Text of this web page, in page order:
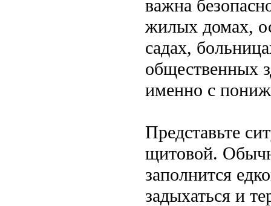
важна
жилых домах,
садах,
общественных
именно с
Представьте
щитовой.
заполнится
задыхаться и